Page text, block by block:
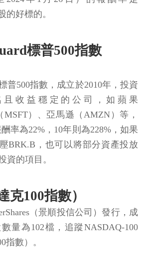
的好標的。
標普500指數
普500指數，成立於2010年，投資
且收益穩定的公司，如蘋果
MSFT）、亞馬遜（AMZN）等，
率為22%，10年則為228%，如果
BRK.B，也可以將部分資產投放
資的項目。
克100指數）
（景順投信公司）發行，成
量為102檔，追蹤NASDAQ-100
指數）。